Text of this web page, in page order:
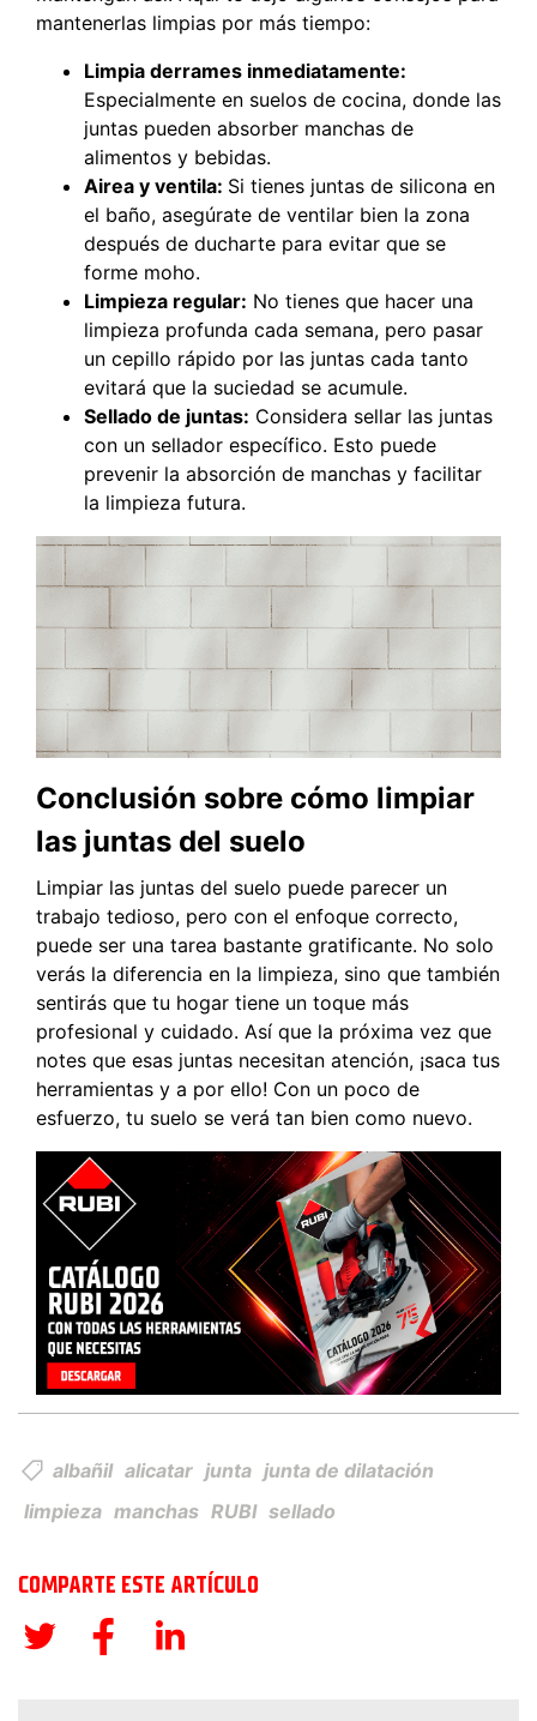
mantenerlas limpias por más tiempo:
Limpia derrames inmediatamente:
Especialmente en suelos de cocina, donde las
juntas pueden absorber manchas de
alimentos y bebidas.
Airea y ventila: Si tienes juntas de silicona en
el baño, asegúrate de ventilar bien la zona
después de ducharte para evitar que se
forme moho.
Limpieza regular: No tienes que hacer una
limpieza profunda cada semana, pero pasar
un cepillo rápido por las juntas cada tanto
evitará que la suciedad se acumule.
Sellado de juntas: Considera sellar las juntas
con un sellador específico. Esto puede
prevenir la absorción de manchas y facilitar
la limpieza futura.
Conclusión sobre cómo limpiar
las juntas del suelo
Limpiar las juntas del suelo puede parecer un
trabajo tedioso, pero con el enfoque correcto,
puede ser una tarea bastante gratificante. No solo
verás la diferencia en la limpieza, sino que también
sentirás que tu hogar tiene un toque más
profesional y cuidado. Así que la próxima vez que
notes que esas juntas necesitan atención, ¡saca tus
herramientas y a por ello! Con un poco de
esfuerzo, tu suelo se verá tan bien como nuevo.
albañil alicatar junta junta de dilatación
limpieza manchas RUBI sellado
COMPARTE ESTE ARTÍCULO